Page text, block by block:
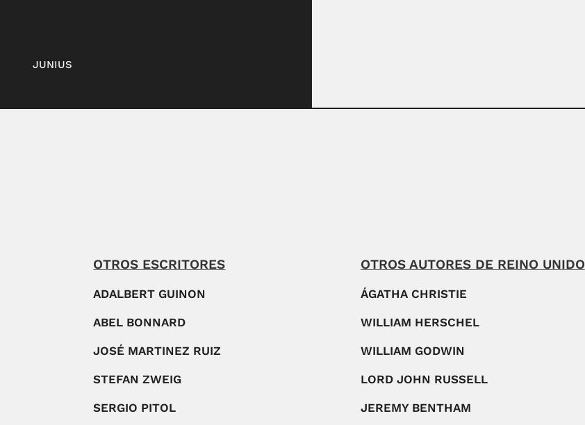
JUNIUS
OTROS ESCRITORES
ADALBERT GUINON
ABEL BONNARD
JOSÉ MARTINEZ RUIZ
STEFAN ZWEIG
SERGIO PITOL
OTROS AUTORES DE REINO UNIDO
ÁGATHA CHRISTIE
WILLIAM HERSCHEL
WILLIAM GODWIN
LORD JOHN RUSSELL
JEREMY BENTHAM